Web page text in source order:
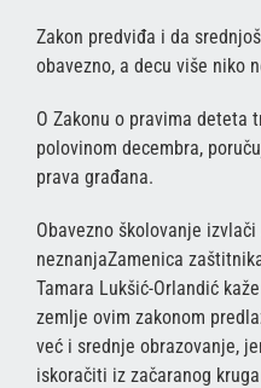
Zakon predviđa i da
obavezno, a decu više niko
O Zakonu o pravima deteta
polovinom decembra,
prava građana.
Obavezno školovanje
neznanjaZamenica
Tamara Lukšić-Orlandić
zemlje ovim zakonom
već i srednje obrazovanje,
iskoračiti iz začaranog